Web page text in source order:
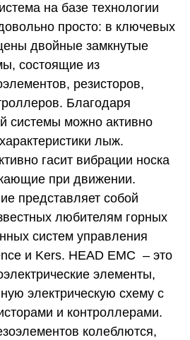
на базе технологии
просто: в ключевых
двойные замкнутые
состоящие из
резисторов,
Благодаря
системы можно активно
лыж.
гасит вибрации носка
при движении.
представляет собой
любителям горных
систем управления
и Kers. HEAD EMC – это
элементы,
электрическую схему с
и контроллерами.
колеблются,